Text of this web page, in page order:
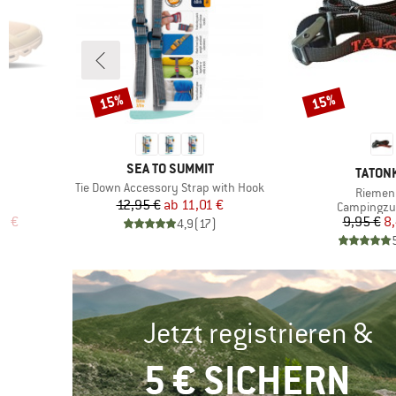
Preis
€
MARKE
SEA TO SUMMIT
Artikel
Tie Down Accessory Strap with Hook
Preis
12,95 € reduzierter Preis
ab 11,01 €
4,9(17)
Rabatt
15%
MARKE
Artikel
Riemen
9,95 €
Rabatt
15%
Jetzt registrieren &
5 € SICHERN